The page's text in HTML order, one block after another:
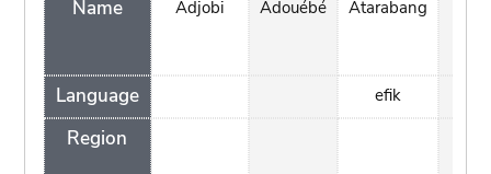
Name
Language
Region
Adjobi Adouébé Atarabang
efik